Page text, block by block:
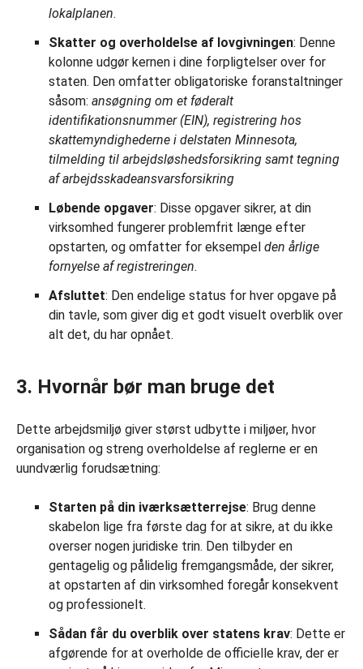
lokalplanen.
Skatter og overholdelse af lovgivningen: Denne
kolonne udgør kernen i dine forpligtelser over for
staten. Den omfatter obligatoriske foranstaltninger
såsom: ansøgning om et føderalt
identifikationsnummer (EIN), registrering hos
skattemyndighederne i delstaten Minnesota,
tilmelding til arbejdsløshedsforsikring samt tegning
af arbejdsskadeansvarsforsikring
Løbende opgaver: Disse opgaver sikrer, at din
virksomhed fungerer problemfrit længe efter
opstarten, og omfatter for eksempel den årlige
fornyelse af registreringen.
Afsluttet: Den endelige status for hver opgave på
din tavle, som giver dig et godt visuelt overblik over
alt det, du har opnået.
3. Hvornår bør man bruge det
Dette arbejdsmiljø giver størst udbytte i miljøer, hvor
organisation og streng overholdelse af reglerne er en
uundværlig forudsætning:
Starten på din iværksætterrejse: Brug denne
skabelon lige fra første dag for at sikre, at du ikke
overser nogen juridiske trin. Den tilbyder en
gentagelig og pålidelig fremgangsmåde, der sikrer,
at opstarten af din virksomhed foregår konsekvent
og professionelt.
Sådan får du overblik over statens krav: Dette er
afgørende for at overholde de officielle krav, der er